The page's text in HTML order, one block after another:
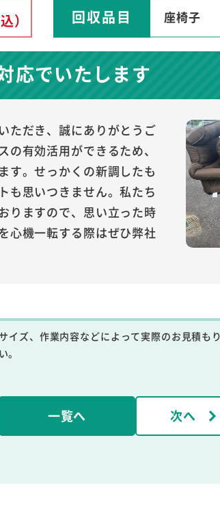
） 回収品目 座椅子
応でいたします
ただき、誠にありがとうご
有効活用ができるため、
す。せっかくの新調したも
も思いつきません。私たち
りますので、思い立った時
心機一転する際はぜひ弊社
ズ、作業内容などによって実際のお見積も
一覧へ 次へ